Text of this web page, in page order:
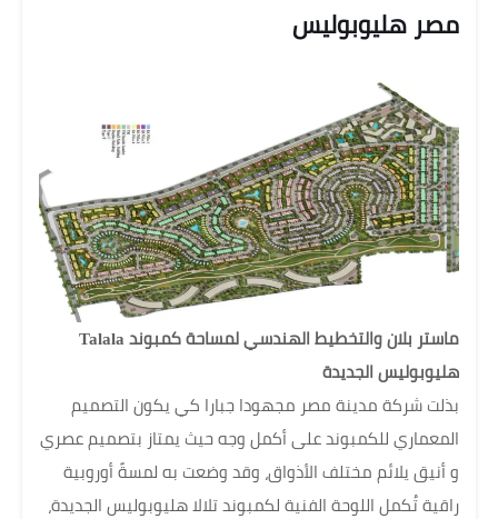
مصر هليوبوليس
ماستر بلان والتخطيط الهندسي لمساحة كمبوند Talala
هليوبوليس الجديدة
بذلت شركة مدينة مصر مجهودا جبارا كي يكون التصميم
المعماري للكمبوند على أكمل وجه حيث يمتاز بتصميم عصري
و أنيق يلائم مختلف الأذواق، وقد وضعت به لمسةً أوروبية
راقية تُكمل اللوحة الفنية لكمبوند تلالا هليوبوليس الجديدة،